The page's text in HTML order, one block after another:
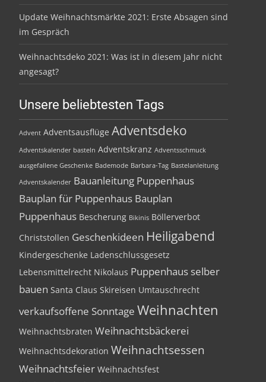
Update Weihnachtsmärkte 2021: Erste Absagen sind
im Gespräch
Weihnachtsdeko 2021: Was ist in diesem Jahr nicht
angesagt?
Unsere beliebtesten Tags
Advent Adventsausflüge Adventsdeko
Adventskalender basteln Adventskranz Adventsschmuck
ausgefallene Geschenke Bademode Barbara-Tag Bastelanleitung
Adventskalender Bauanleitung Puppenhaus
Bauplan für Puppenhaus Bauplan
Puppenhaus Bescherung Bikinis Böllerverbot
Christstollen Geschenkideen Heiligabend
Kindergeschenke Ladenschlussgesetz
Lebensmittelrecht Nikolaus Puppenhaus selber
bauen Santa Claus Skireisen Umtauschrecht
verkaufsoffene Sonntage Weihnachten
Weihnachtsbraten Weihnachtsbäckerei
Weihnachtsdekoration Weihnachtsessen
Weihnachtsfeier Weihnachtsfest